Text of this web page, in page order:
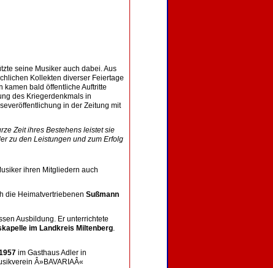
seine Musiker auch dabei. Aus
Kollekten diverser Feiertage
kamen bald öffentliche Auftritte
des Kriegerdenkmals in
in der Zeitung mit
Zeit ihres Bestehens leistet sie
zu den Leistungen und zum Erfolg
ihren Mitgliedern auch
die Heimatvertriebenen Sußmann
Ausbildung. Er unterrichtete
im Landkreis Miltenberg.
im Gasthaus Adler in
Â»BAVARIAÂ«